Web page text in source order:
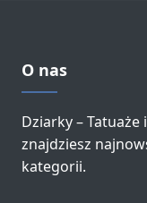
O nas
Dziarky –
znajdziesz
kategorii.